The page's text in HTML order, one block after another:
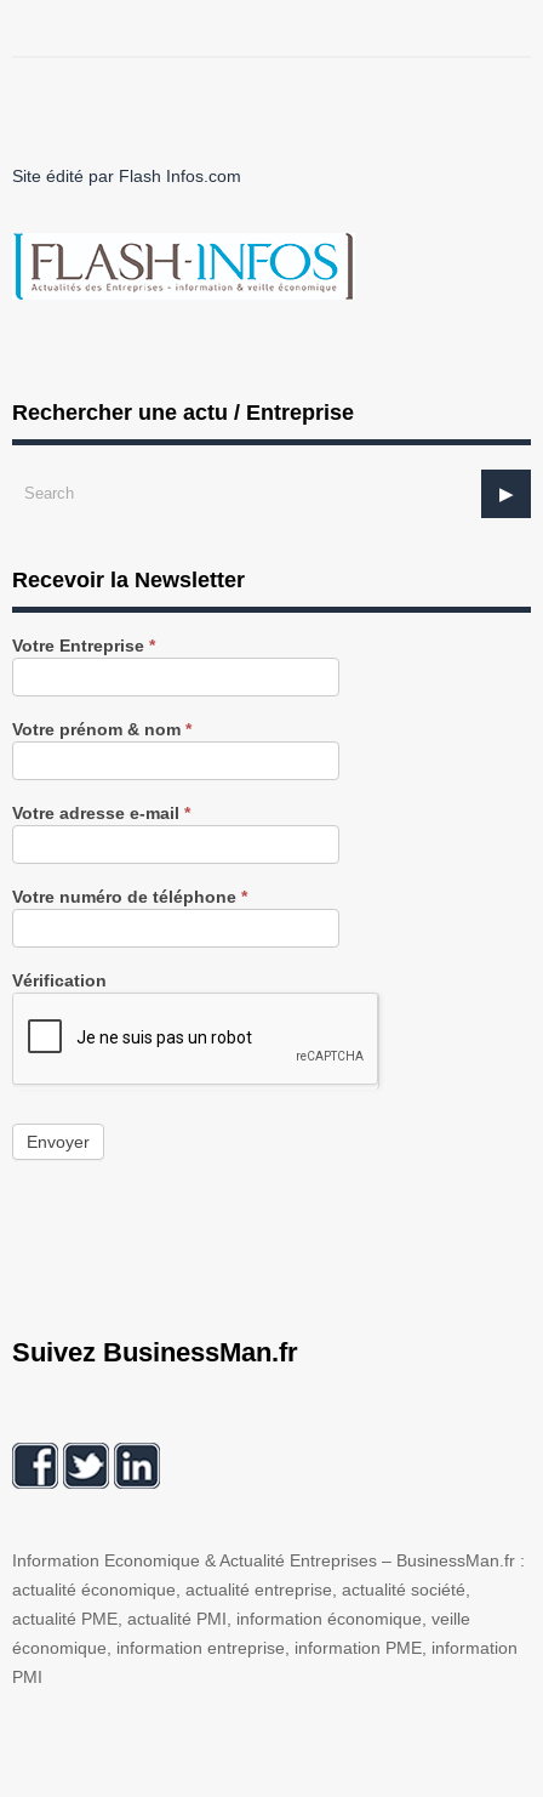
Site édité par Flash Infos.com
Rechercher une actu / Entreprise
Recevoir la Newsletter
Recevez
notre
gratuitement
Votre Entreprise *
Votre prénom & nom *
Votre adresse e-mail *
Votre numéro de téléphone *
Vérification
Envoyer
Suivez BusinessMan.fr
Information Economique & Actualité Entreprises – BusinessMan.fr :
actualité économique, actualité entreprise, actualité société,
actualité PME, actualité PMI, information économique, veille
économique, information entreprise, information PME, information
PMI